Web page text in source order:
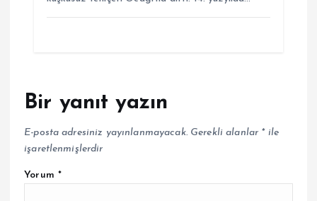
Bir yanıt yazın
E-posta adresiniz yayınlanmayacak. Gerekli alanlar *ile
işaretlenmişlerdir
Yorum *